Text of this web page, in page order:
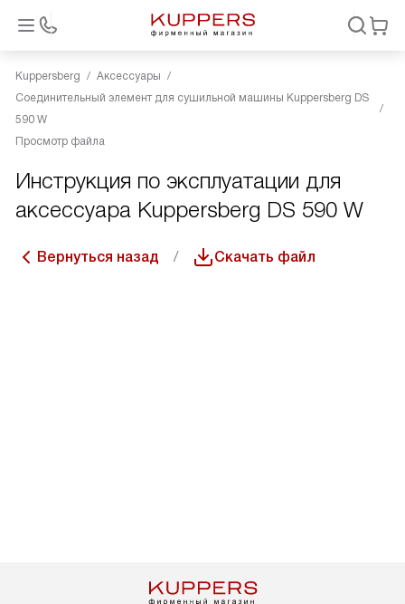
Kuppersberg
Аксессуары
Соединительный элемент для сушильной машины Kuppersberg DS
590 W
Просмотр файла
Инструкция по эксплуатации для
аксессуара Kuppersberg DS 590 W
Вернуться назад Скачать файл